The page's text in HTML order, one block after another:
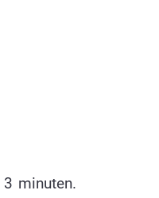
minuten.